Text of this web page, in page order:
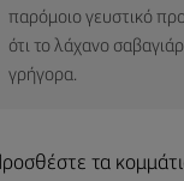
παρόμοιο γευστικό
ότι το λάχανο
γρήγορα.
τα